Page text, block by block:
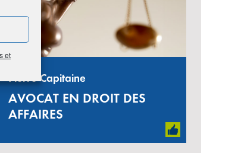
et
Pierre Capitaine
AVOCAT EN DROIT DES
AFFAIRES